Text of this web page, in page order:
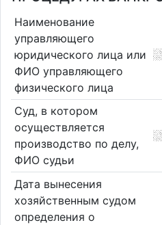
Наименование
управляющего
юридического лица или
ФИО управляющего
физического лица
Суд, в котором
осуществляется
производство по делу,
ФИО судьи
Дата вынесения
хозяйственным судом
определения о